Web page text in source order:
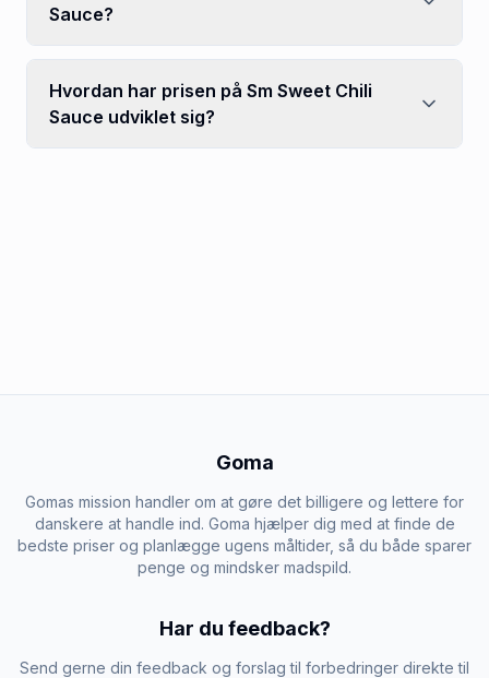
Sauce?
Hvordan har prisen på Sm Sweet Chili
Sauce udviklet sig?
Goma
Gomas mission handler om at gøre det billigere og lettere for
danskere at handle ind. Goma hjælper dig med at finde de
bedste priser og planlægge ugens måltider, så du både sparer
penge og mindsker madspild.
Har du feedback?
Send gerne din feedback og forslag til forbedringer direkte til